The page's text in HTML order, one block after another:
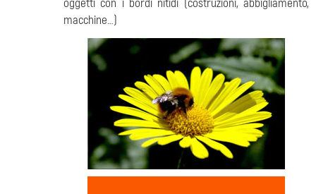
oggetti con i bordi nitidi (costruzioni, abbigliamento,
macchine…)